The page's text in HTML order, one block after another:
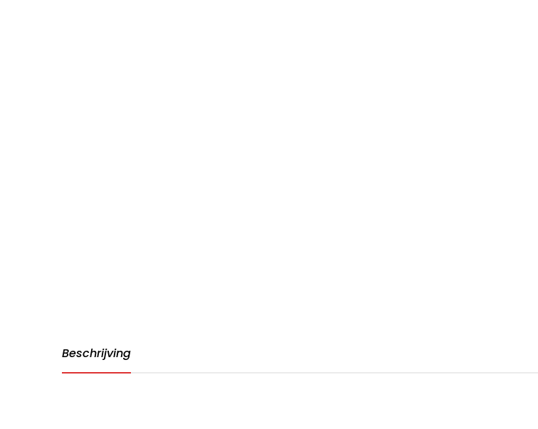
Beschrijving